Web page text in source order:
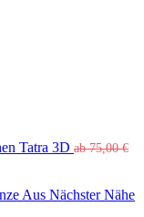
Tatra 3D ab75,00€